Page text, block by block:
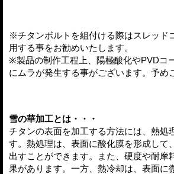
※チタンボルトを組付ける際はスレッド
用する事をお勧めいたします。
※製品の制作工程上、陽極酸化やPVDコ
にムラが発生する事がございます。予め
雪の華加工とは・・・
チタンの表面を加工する方法には、熱処
す。熱処理は、表面に酸化膜を形成して
出すことができます。また、硬度や耐摩
果があります。一方、熱冷却は、表面に